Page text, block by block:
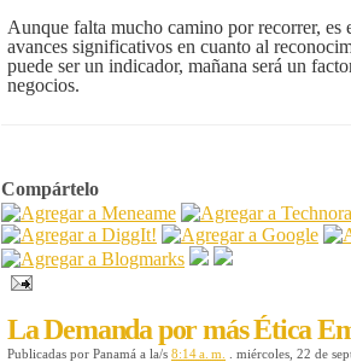
Aunque falta mucho camino por recorrer, es
avances significativos en cuanto al
puede ser un indicador, mañana será un
negocios.
Compártelo
La Demanda por más Ética
Publicadas por Panamá a la/s 8:14 a. m. miércoles, 22 de